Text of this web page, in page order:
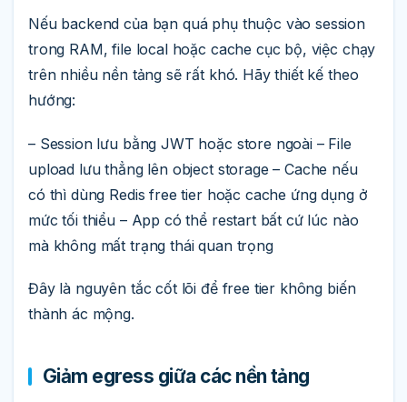
Nếu backend của bạn quá phụ thuộc vào session
trong RAM, file local hoặc cache cục bộ, việc chạy
trên nhiều nền tảng sẽ rất khó. Hãy thiết kế theo
hướng:
– Session lưu bằng JWT hoặc store ngoài – File
upload lưu thẳng lên object storage – Cache nếu
có thì dùng Redis free tier hoặc cache ứng dụng ở
mức tối thiểu – App có thể restart bất cứ lúc nào
mà không mất trạng thái quan trọng
Đây là nguyên tắc cốt lõi để free tier không biến
thành ác mộng.
Giảm egress giữa các nền tảng